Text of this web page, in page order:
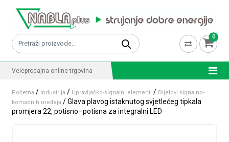
Pretraži: 0
Veleprodajna online trgovina
Početna / Industrija / Upravljačko-signalni elementi / Dijelovi signalno-
komadnih uređaja / Glava plavog istaknutog svjetlećeg tipkala
promjera 22, potisno–potisna za integralni LED